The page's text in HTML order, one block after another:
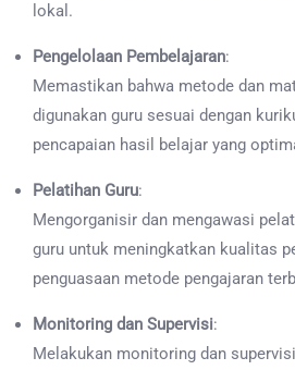
lokal.
Pengelolaan Pembelajaran:
Memastikan bahwa metode dan
digunakan guru sesuai dengan
pencapaian hasil belajar yang
Pelatihan Guru:
Mengorganisir dan mengawasi
guru untuk meningkatkan kualitas
penguasaan metode pengajaran
Monitoring dan Supervisi:
Melakukan monitoring dan